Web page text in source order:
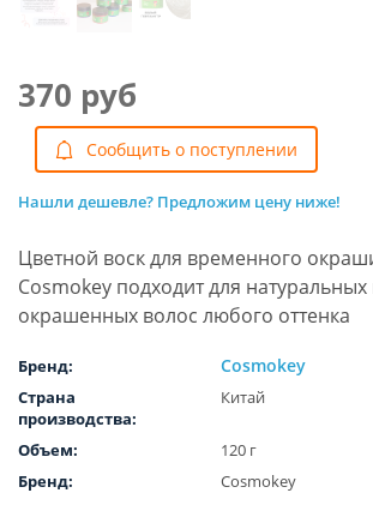
370 руб
Cообщить о поступлении
Нашли дешевле? Предложим цену ниже!
Цветной воск для временного
Cosmokey подходит для натуральных
окрашенных волос любого оттенка
Бренд: Cosmokey
Страна
производства:
Китай
Объем:
120 г
Бренд:
Cosmokey